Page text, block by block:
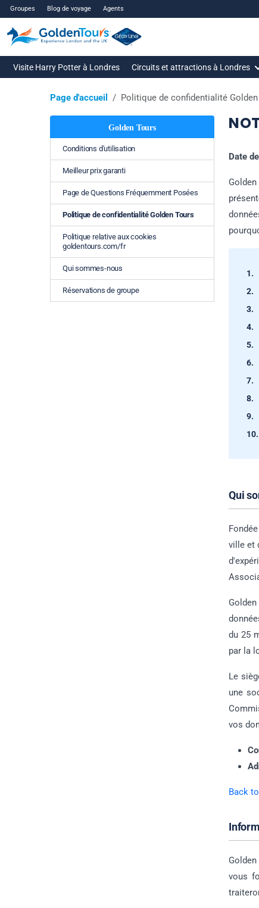
Groupes Blog de voyage Agents
Visite Harry Potter à Londres Circuits et attractions à Londres
Page d'accueil Politique de confidentialité
Golden Tours
Conditions d'utilisation
Meilleur prix garanti
Page de Questions Fréquemment Posées
Politique de confidentialité Golden Tours
Politique relative aux cookies
goldentours.com/fr
Qui sommes-nous
Réservations de groupe
Date
Qui
ville et
du 25
par la
Le
une
vos
Back
vous